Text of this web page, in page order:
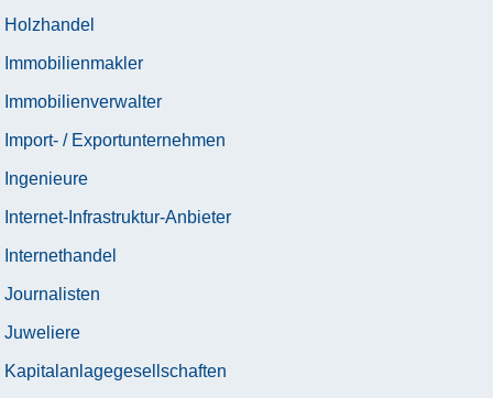
Holzhandel
Immobilienmakler
Immobilienverwalter
Import- / Exportunternehmen
Ingenieure
Internet-Infrastruktur-Anbieter
Internethandel
Journalisten
Juweliere
Kapitalanlagegesellschaften